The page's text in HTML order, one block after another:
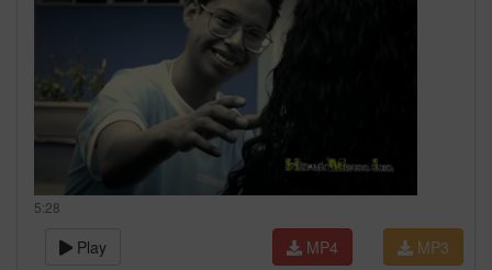
5:28
Play MP3
MP4